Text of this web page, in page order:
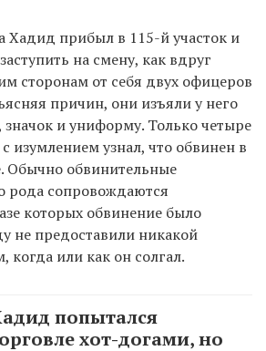
Хадид прибыл в 115-й участок и
на смену, как вдруг
сторонам от себя двух офицеров
причин, они изъяли у него
значок и униформу. Только четыре
изумлением узнал, что обвинен в
Обычно обвинительные
рода сопровождаются
которых обвинение было
не предоставили никакой
или как он солгал.
попытался
хот-догами, но